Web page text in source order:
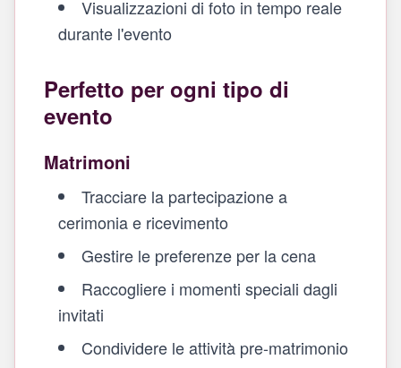
Visualizzazioni di foto in tempo reale
durante l'evento
Perfetto per ogni tipo di
evento
Matrimoni
Tracciare la partecipazione a
cerimonia e ricevimento
Gestire le preferenze per la cena
Raccogliere i momenti speciali dagli
invitati
Condividere le attività pre-matrimonio